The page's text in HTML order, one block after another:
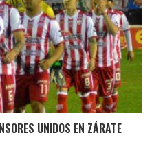
UNIDOS EN ZÁRATE